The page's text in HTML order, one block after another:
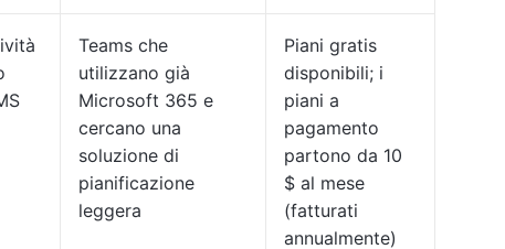
Teams che
utilizzano già
Microsoft 365 e
cercano una
soluzione di
pianificazione
leggera
Piani gratis
disponibili; i
piani a
pagamento
partono da 10
$ al mese
(fatturati
annualmente)